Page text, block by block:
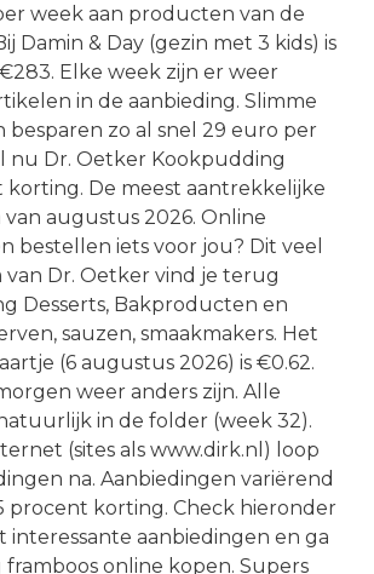
week aan producten van de
Damin & Day (gezin met 3 kids) is
Elke week zijn er weer
in de aanbieding. Slimme
zo al snel 29 euro per
nu Dr. Oetker Kookpudding
korting. De meest aantrekkelijke
augustus 2026. Online
bestellen iets voor jou? Dit veel
van Dr. Oetker vind je terug
Desserts, Bakproducten en
sauzen, smaakmakers. Het
(6 augustus 2026) is €0.62.
weer anders zijn. Alle
in de folder (week 32).
(sites als www.dirk.nl) loop
na. Aanbiedingen variërend
procent korting. Check hieronder
interessante aanbiedingen en ga
online kopen. Supers